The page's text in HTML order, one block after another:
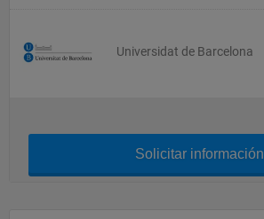
Universidat de Barcelona
Solicitar información